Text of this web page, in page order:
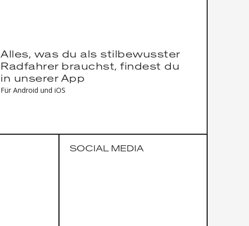
Alles, was du als stilbewusster
Radfahrer brauchst, findest du
in unserer App
Für Android und iOS
SOCIAL MEDIA